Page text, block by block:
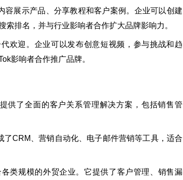
容展示产品、分享教程和客户案例。企业可以创建
排名，并与行业影响者合作扩大品牌影响力。
欢迎。企业可以发布创意短视频，参与挑战和趋
影响者合作推广品牌。
供了全面的客户关系管理解决方案，包括销售管
了CRM、营销自动化、电子邮件营销等工具，适合
类规模的外贸企业。它提供了客户管理、销售漏